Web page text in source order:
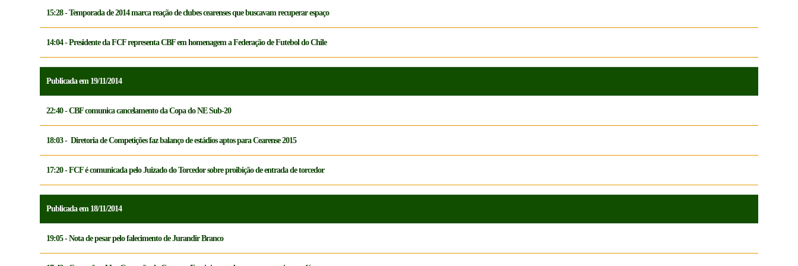
15:28 - Temporada de 2014 marca reação de clubes cearenses que buscavam recuperar espaço
14:04 - Presidente da FCF representa CBF em homenagem a Federação de Futebol do Chile
Publicada em 19/11/2014
22:40 - CBF comunica cancelamento da Copa do NE Sub-20
18:03 - Diretoria de Competições faz balanço de estádios aptos para Cearense 2015
17:20 - FCF é comunicada pelo Juizado do Torcedor sobre proibição de entrada de torcedor
Publicada em 18/11/2014
19:05 - Nota de pesar pelo falecimento de Jurandir Branco